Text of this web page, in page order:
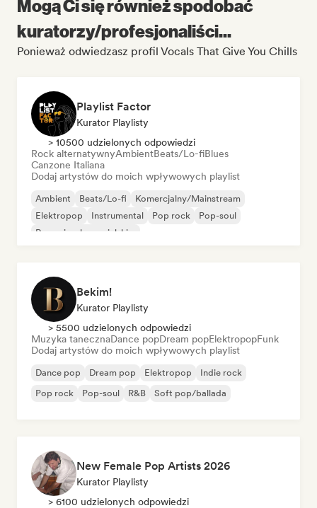
Mogą Ci się również spodobać
kuratorzy/profesjonaliści...
Ponieważ odwiedzasz profil Vocals That Give You Chills
Playlist Factor
Kurator Playlisty
> 10500 udzielonych odpowiedzi
Rock alternatywnyAmbientBeats/Lo-fiBlues
Canzone Italiana
Dodaj artystów do moich wpływowych playlist
Ambient Beats/Lo-fi
Komercjalny/Mainstream
Elektropop
Instrumental Pop rock
Pop-soul
Rap w języku angielskim
Bekim!
Kurator Playlisty
> 5500 udzielonych odpowiedzi
Muzyka tanecznaDance popDream popElektropopFunk
Dodaj artystów do moich wpływowych playlist
Dance pop Dream pop Elektropop
Indie rock
Pop rock
Pop-soul R&B Soft pop/ballada
New Female Pop Artists 2026
Kurator Playlisty
> 6100 udzielonych odpowiedzi